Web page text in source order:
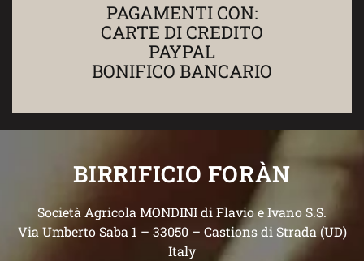
PAGAMENTI CON:
CARTE DI CREDITO
PAYPAL
BONIFICO BANCARIO
BIRRIFICIO FORÀN
Società Agricola MONDINI di Flavio e Ivano S.S.
Via Umberto Saba 1 – 33050 – Castions di Strada (UD)
Italy